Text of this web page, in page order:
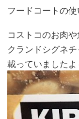
フードコートの
コストコのお肉
クランドシグネ
載っていました